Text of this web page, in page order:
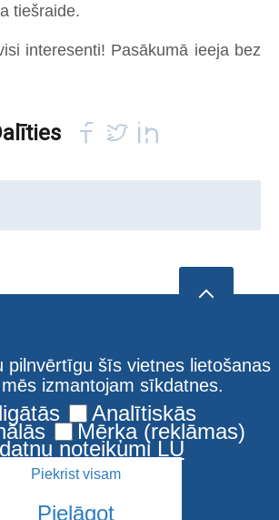
tiešraide.
interesenti! Pasākumā ieeja bez
pilnvērtīgu šīs vietnes lietošanas
izmantojam sīkdatnes.
Analītiskās
Mērķa (reklāmas)
noteikumi LU
Piekrist visam
Pielāgot